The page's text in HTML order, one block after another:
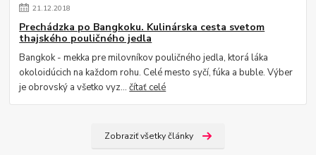
21.12.2018
Prechádzka po Bangkoku. Kulinárska cesta svetom
thajského pouličného jedla
Bangkok - mekka pre milovníkov pouličného jedla, ktorá láka
okoloidúcich na každom rohu. Celé mesto syčí, fúka a buble. Výber
je obrovský a všetko vyz...čítať celé
Zobraziť všetky články